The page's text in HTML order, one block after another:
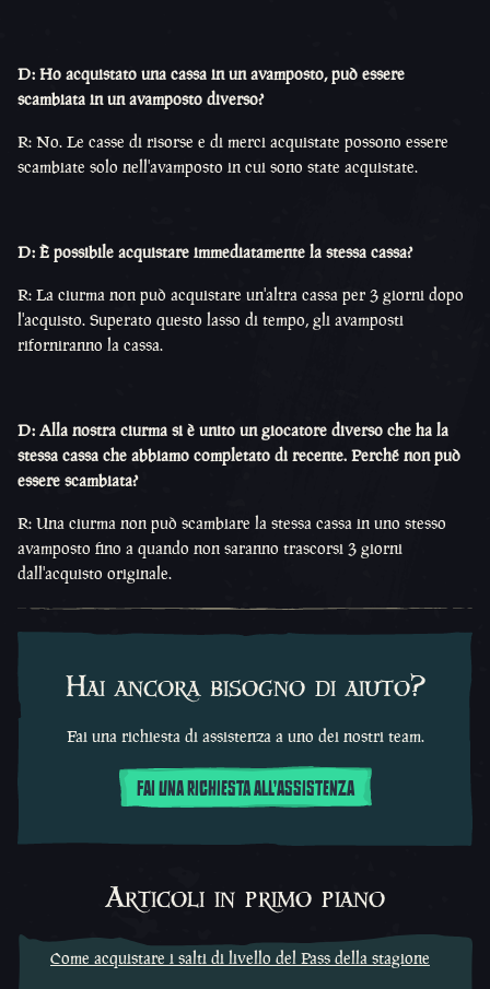
D: Ho acquistato una cassa in un avamposto, può essere
scambiata in un avamposto diverso?
R: No. Le casse di risorse e di merci acquistate possono essere
scambiate solo nell'avamposto in cui sono state acquistate.
D: È possibile acquistare immediatamente la stessa cassa?
R: La ciurma non può acquistare un'altra cassa per 3 giorni dopo
l'acquisto. Superato questo lasso di tempo, gli avamposti
riforniranno la cassa.
D: Alla nostra ciurma si è unito un giocatore diverso che ha la
stessa cassa che abbiamo completato di recente. Perché non può
essere scambiata?
R: Una ciurma non può scambiare la stessa cassa in uno stesso
avamposto fino a quando non saranno trascorsi 3 giorni
dall'acquisto originale.
Hai ancora bisogno di aiuto?
Fai una richiesta di assistenza a uno dei nostri team.
FAI UNA RICHIESTA ALL'ASSISTENZA
Articoli in primo piano
Come acquistare i salti di livello del Pass della stagione